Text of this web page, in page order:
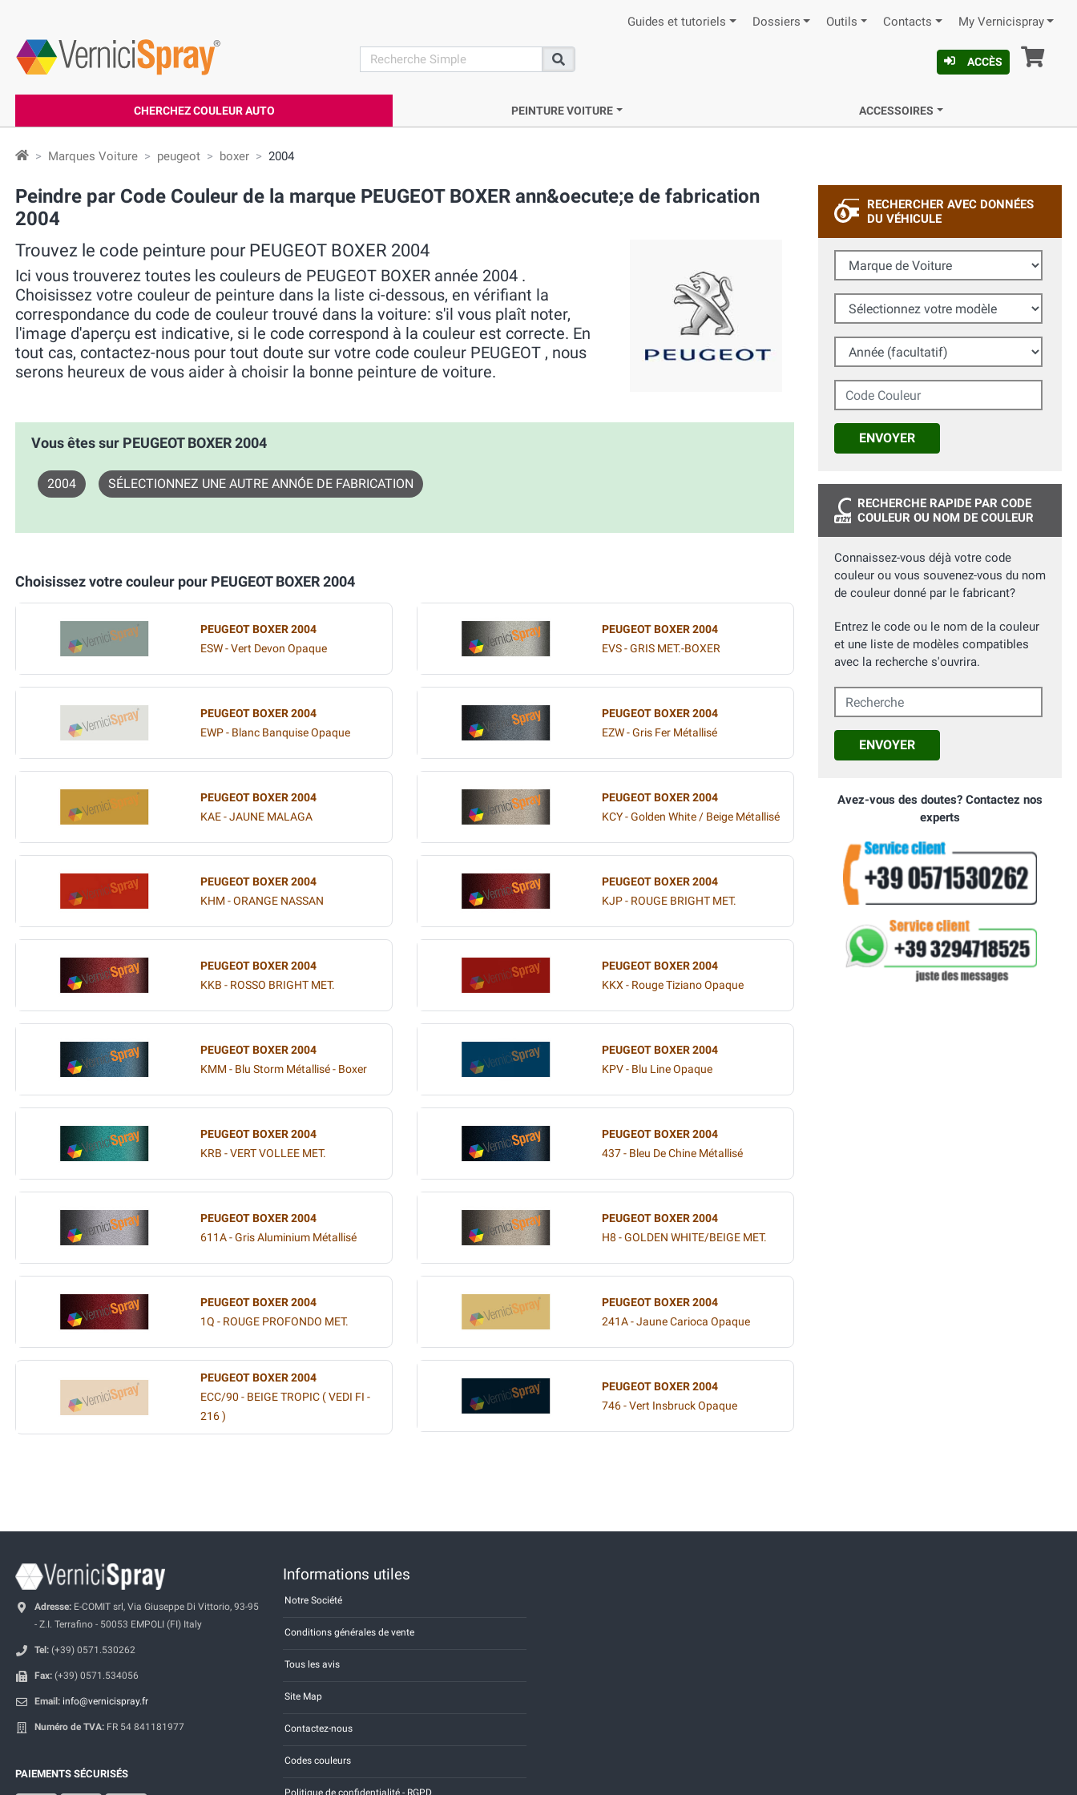
Guides et tutoriels Dossiers Outils Contacts My Vernicispray
search
Recherche
ACCÈS
CHERCHEZ COULEUR AUTO PEINTURE VOITURE ACCESSOIRES
Marques Voiture peugeot boxer 2004
Peindre par Code Couleur de la marque PEUGEOT BOXER ann&oecute;e de fabrication
2004
Trouvez le code peinture pour PEUGEOT BOXER 2004
Ici vous trouverez toutes les couleurs de PEUGEOT BOXER année 2004 .
Choisissez votre couleur de peinture dans la liste ci-dessous, en vérifiant la
correspondance du code de couleur trouvé dans la voiture: s'il vous plaît noter,
l'image d'aperçu est indicative, si le code correspond à la couleur est correcte. En
tout cas, contactez-nous pour tout doute sur votre code couleur PEUGEOT , nous
serons heureux de vous aider à choisir la bonne peinture de voiture.
Vous êtes sur PEUGEOT BOXER 2004
2004 SÉLECTIONNEZ UNE AUTRE ANNÓE DE FABRICATION
Choisissez votre couleur pour PEUGEOT BOXER 2004
PEUGEOT BOXER 2004
ESW - Vert Devon Opaque
PEUGEOT BOXER 2004
EVS - GRIS MET.-BOXER
PEUGEOT BOXER 2004
EWP - Blanc Banquise Opaque
PEUGEOT BOXER 2004
EZW - Gris Fer Métallisé
PEUGEOT BOXER 2004
KAE - JAUNE MALAGA
PEUGEOT BOXER 2004
KCY - Golden White / Beige Métallisé
PEUGEOT BOXER 2004
KHM - ORANGE NASSAN
PEUGEOT BOXER 2004
KJP - ROUGE BRIGHT MET.
PEUGEOT BOXER 2004
KKB - ROSSO BRIGHT MET.
PEUGEOT BOXER 2004
KKX - Rouge Tiziano Opaque
PEUGEOT BOXER 2004
KMM - Blu Storm Métallisé - Boxer
PEUGEOT BOXER 2004
KPV - Blu Line Opaque
PEUGEOT BOXER 2004
KRB - VERT VOLLEE MET.
PEUGEOT BOXER 2004
437 - Bleu De Chine Métallisé
PEUGEOT BOXER 2004
611A - Gris Aluminium Métallisé
PEUGEOT BOXER 2004
H8 - GOLDEN WHITE/BEIGE MET.
PEUGEOT BOXER 2004
1Q - ROUGE PROFONDO MET.
PEUGEOT BOXER 2004
241A - Jaune Carioca Opaque
PEUGEOT BOXER 2004
ECC/90 - BEIGE TROPIC ( VEDI FI -
216 )
PEUGEOT BOXER 2004
746 - Vert Insbruck Opaque
RECHERCHER AVEC DONNÉES
DU VÉHICULE
Marque de Voiture
Sélectionnez votre modèle
Année (facultatif)
Code Couleur
ENVOYER
RECHERCHE RAPIDE PAR CODE
COULEUR OU NOM DE COULEUR
Connaissez-vous déjà votre code
couleur ou vous souvenez-vous du nom
de couleur donné par le fabricant?
Entrez le code ou le nom de la couleur
et une liste de modèles compatibles
avec la recherche s'ouvrira.
Recherche
ENVOYER
Avez-vous des doutes? Contactez nos
experts
Adresse: E-COMIT srl, Via Giuseppe Di Vittorio, 93-95
- Z.I. Terrafino - 50053 EMPOLI (FI) Italy
Tel: (+39) 0571.530262
Fax: (+39) 0571.534056
Email: info@vernicispray.fr
Numéro de TVA: FR 54 841181977
PAIEMENTS SÉCURISÉS
Informations utiles
Notre Société
Conditions générales de vente
Tous les avis
Site Map
Contactez-nous
Codes couleurs
Politique de confidentialité - RGPD